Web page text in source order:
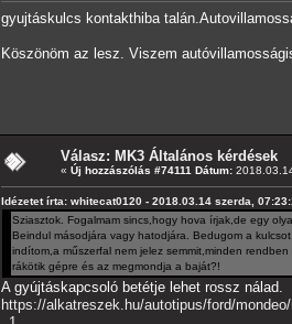
gyujtáskulcs kontakthiba
Köszönöm az lesz. Viszem
Válasz: MK3 Általános kérdések
« Új hozzászólás #74111 Dátum:
Idézetet írta: whitecat0120 - 2018.03.14 szerda,
Sziasztok. Fogalmam sincs,hogy hova írjak,de egy
Beindul másodjára vagy hatodjára. Bedugom a
indítom,a műszerfal nem jelez semmit,minden
rákötik gépre és az megmondja a baját?!
A gyújtáskapcsoló betétje lehet rossz nálad.
https://alkatreszek.hu/autotipus/ford/